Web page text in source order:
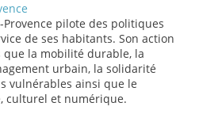
pilote des politiques
de ses habitants. Son action
que la mobilité durable, la
urbain, la solidarité
vulnérables ainsi que le
culturel et numérique.